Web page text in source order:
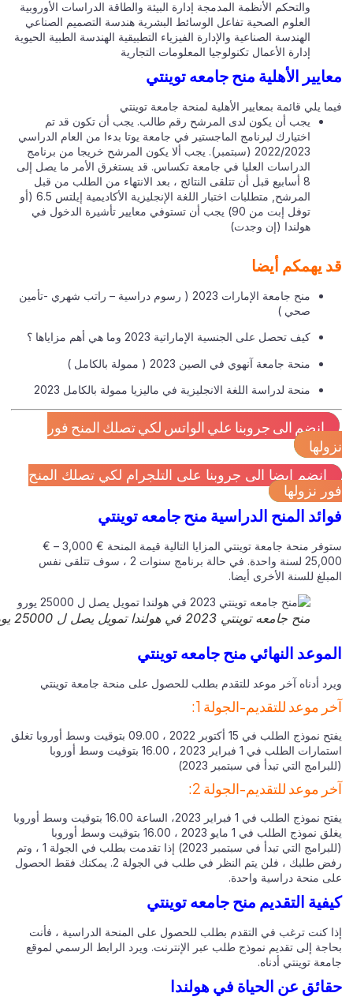
والتحكم الأنظمة المدمجة إدارة البيئة والطاقة الدراسات الأوروبية
العلوم الصحية تفاعل الوسائط البشرية هندسة التصميم الصناعي
الهندسة الصناعية والإدارة الفيزياء التطبيقية الهندسة الطبية الحيوية
إدارة الأعمال تكنولوجيا المعلومات التجارية
الأهلية منح جامعه توينتي
يلي قائمة بمعايير الأهلية لمنحة جامعة توينتي
يجب أن يكون لدى المرشح رقم طالب. يجب أن تكون قد تم
اختيارك لبرنامج الماجستير في جامعة يوتا بدءا من العام الدراسي
2022/2023 (سبتمبر). يجب ألا يكون المرشح خريجا من برنامج
الدراسات العليا في جامعة تكساس. قد يستغرق الأمر ما يصل إلى
8 أسابيع قبل أن تتلقى النتائج ، بعد الانتهاء من الطلب من قبل
المرشح, متطلبات اختبار اللغة الإنجليزية الأكاديمية إيلتس 6.5 (أو
توفل إبت من 90) يجب أن تستوفي معايير تأشيرة الدخول في
هولندا (إن وجدت)
يهمكم أيضا
منح جامعة الإمارات 2023 ( رسوم دراسية – راتب شهري -تأمين
صحي )
كيف تحصل على الجنسية الإماراتية 2023 وما هي أهم مزاياها ؟
منحة جامعة آنهوي في الصين 2023 ( ممولة بالكامل )
منحة لدراسة اللغة الانجليزية في ماليزيا ممولة بالكامل 2023
انضم الى جروبنا علي الواتس لكي تصلك المنح فور
انضم ايضا الى جروبنا على التلجرام لكي تصلك المنح
نزولها
المنح الدراسية منح جامعه توينتي
ستوفر منحة جامعة توينتي المزايا التالية قيمة المنحة € 3,000 – €
25,000 لسنة واحدة. في حالة برنامج سنوات 2 ، سوف تتلقى نفس
للسنة الأخرى أيضا.
منح جامعه توينتي 2023 في هولندا تمويل يصل ل 25000 يورو
النهائي منح جامعه توينتي
أدناه آخر موعد للتقدم بطلب للحصول على منحة جامعة توينتي
موعد للتقديم-الجولة 1:
يفتح نموذج الطلب في 15 أكتوبر 2022 ، 09.00 بتوقيت وسط أوروبا تغلق
استمارات الطلب في 1 فبراير 2023 ، 16.00 بتوقيت وسط أوروبا
التي تبدأ في سبتمبر 2023)
موعد للتقديم-الجولة 2:
يفتح نموذج الطلب في 1 فبراير 2023، الساعة 16.00 بتوقيت وسط أوروبا
يغلق نموذج الطلب في 1 مايو 2023 ، 16.00 بتوقيت وسط أوروبا
(للبرامج التي تبدأ في سبتمبر 2023) إذا تقدمت بطلب في الجولة 1 ، وتم
رفض طلبك ، فلن يتم النظر في طلب في الجولة 2. يمكنك فقط الحصول
منحة دراسية واحدة.
التقديم منح جامعه توينتي
كنت ترغب في التقدم بطلب للحصول على المنحة الدراسية ، فأنت
إلى تقديم نموذج طلب عبر الإنترنت. ويرد الرابط الرسمي لموقع
توينتي أدناه.
عن الحياة في هولندا